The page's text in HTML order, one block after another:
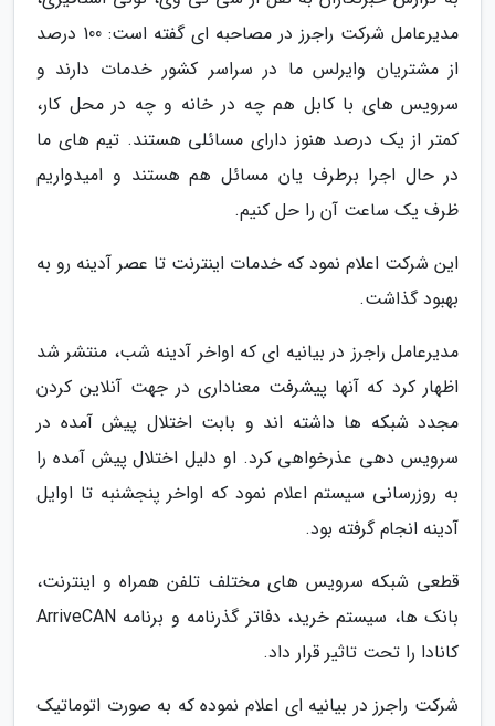
مدیرعامل شرکت راجرز در مصاحبه ای گفته است: 100 درصد
از مشتریان وایرلس ما در سراسر کشور خدمات دارند و
سرویس های با کابل هم چه در خانه و چه در محل کار،
کمتر از یک درصد هنوز دارای مسائلی هستند. تیم های ما
در حال اجرا برطرف یان مسائل هم هستند و امیدواریم
ظرف یک ساعت آن را حل کنیم.
این شرکت اعلام نمود که خدمات اینترنت تا عصر آدینه رو به
بهبود گذاشت.
مدیرعامل راجرز در بیانیه ای که اواخر آدینه شب، منتشر شد
اظهار کرد که آنها پیشرفت معناداری در جهت آنلاین کردن
مجدد شبکه ها داشته اند و بابت اختلال پیش آمده در
سرویس دهی عذرخواهی کرد. او دلیل اختلال پیش آمده را
به روزرسانی سیستم اعلام نمود که اواخر پنجشنبه تا اوایل
آدینه انجام گرفته بود.
قطعی شبکه سرویس های مختلف تلفن همراه و اینترنت،
بانک ها، سیستم خرید، دفاتر گذرنامه و برنامه ArriveCAN
کانادا را تحت تاثیر قرار داد.
شرکت راجرز در بیانیه ای اعلام نموده که به صورت اتوماتیک